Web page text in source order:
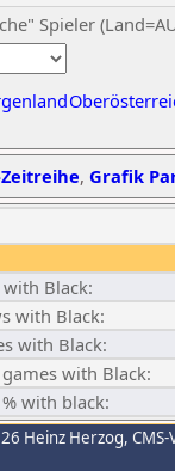
Spieler
, Grafik
Black:
with Black:
with Black:
with Black:
with black:
Heinz Herzog,